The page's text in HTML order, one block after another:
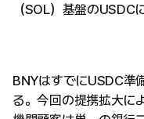
（SOL）基盤のUSDC
BNYはすでにUSDC準
る。今回の提携拡大に